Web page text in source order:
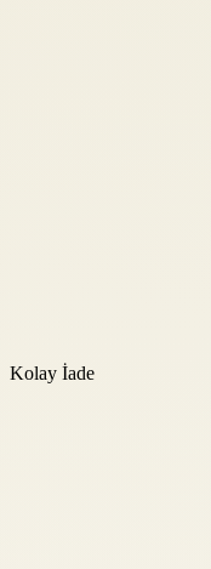
Kolay İade